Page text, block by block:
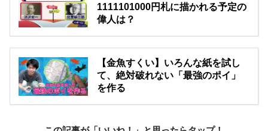
1111101000円札に描かれる予定の
偉人は？
【金魚すくい】いろんな紙を試し
て、絶対破れない「最強のポイ」
を作る